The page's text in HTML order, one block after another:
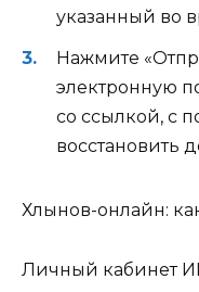
указанный во
Нажмите
электронную
со ссылкой, с
восстановить
Хлынов-онлайн:
Личный кабинет